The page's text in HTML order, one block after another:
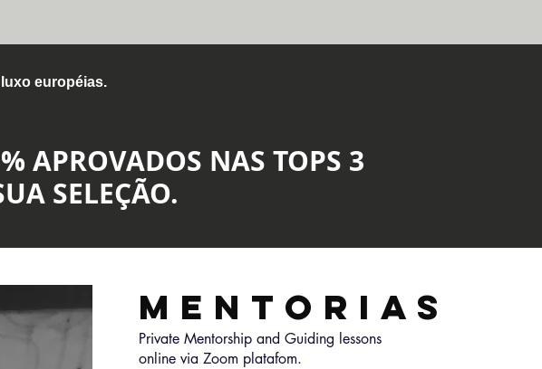
européias.
APROVADOS NAS TOPS 3
SELEÇÃO.
MENTORIAS
Private Mentorship and Guiding lessons
online via Zoom platafom.